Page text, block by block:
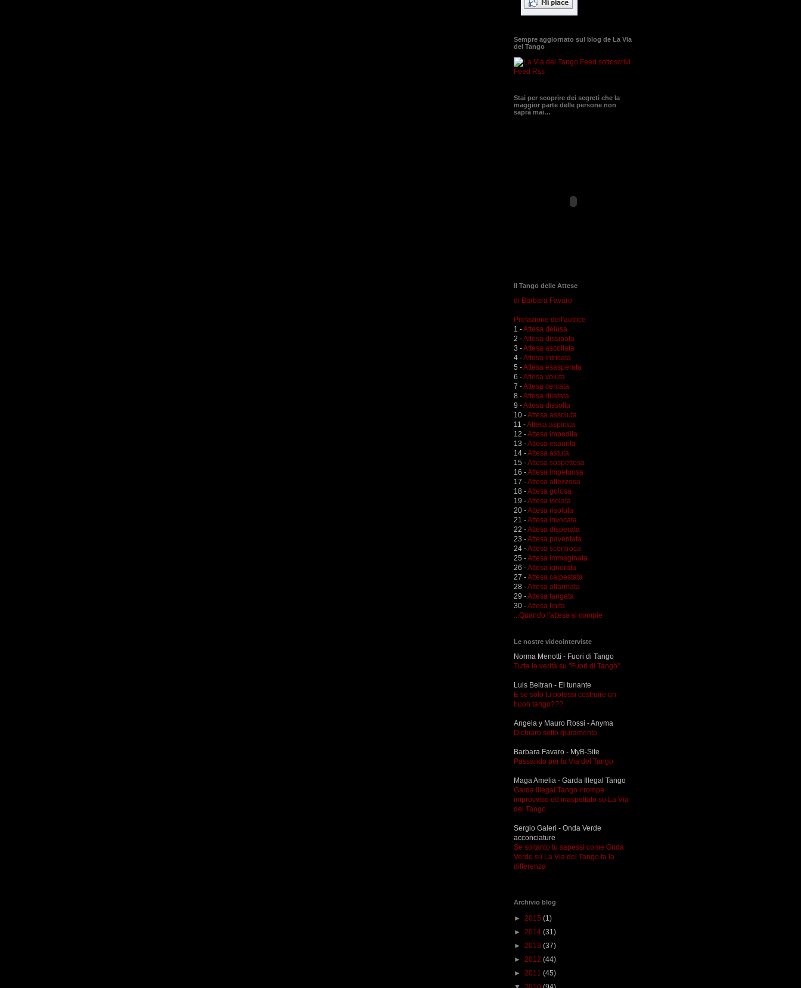
Sempre aggiornato sul blog de La Via
del Tango
sottoscrivi
Feed Rss
Stai per scoprire dei segreti che la
maggior parte delle persone non
saprà mai…
Il Tango delle Attese
di Barbara Favaro
Prefazione dell'autrice
1 -Attesa delusa
2 -Attesa dissipata
3 -Attesa ascoltata
4 -Attesa intricata
5 -Attesa esasperata
6 -Attesa voluta
7 -Attesa cercata
8 -Attesa dilatata
9 -Attesa dissolta
10 -Attesa assoluta
11 -Attesa aspirata
12 -Attesa impedita
13 -Attesa esaurita
14 -Attesa astuta
15 -Attesa sospettosa
16 -Attesa impetuosa
17 -Attesa altezzosa
18 -Attesa golosa
19 -Attesa isolata
20 -Attesa risoluta
21 -Attesa invocata
22 -Attesa disperata
23 -Attesa paventata
24 -Attesa scontrosa
25 -Attesa immaginata
26 -Attesa ignorata
27 -Attesa calpestata
28 -Attesa allarmata
29 -Attesa tangata
30 -Attesa finita
...Quando l'attesa si compie
Le nostre videointerviste
Norma Menotti - Fuori di Tango
Tutta la verità su "Fuori di Tango"
Luis Beltran - El tunante
E se solo tu potessi costruire un
buon tango???
Angela y Mauro Rossi - Anyma
Dichiaro sotto giuramento
Barbara Favaro - MyB-Site
Passando per la Via del Tango
Maga Amelia - Garda Illegal Tango
Garda Illegal Tango irrompe
improvviso ed inaspettato su La Via
del Tango
Sergio Galeri - Onda Verde
acconciature
Se soltanto tu sapessi come Onda
Verde su La Via del Tango fa la
differenza
Archivio blog
► 2015 (1)
► 2014 (31)
► 2013 (37)
► 2012 (44)
► 2011 (45)